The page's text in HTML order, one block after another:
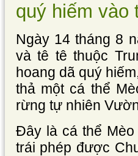
quý hiếm vào
Ngày 14 tháng 8
và tê tê thuộc
hoang dã quý
thả một cá thể
rừng tự nhiên
Đây là cá thể
trái phép được